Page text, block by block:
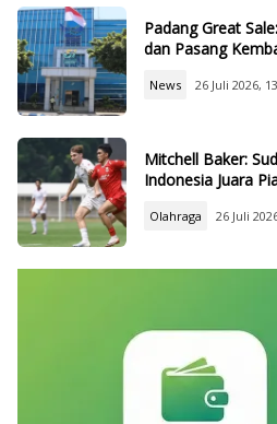
Padang Great
dan Pasang
News 26 Juli 2026,
Mitchell Baker:
Indonesia Juara
Olahraga 26 Juli